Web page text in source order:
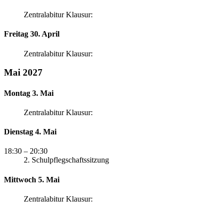
Zentralabitur Klausur:
Freitag 30. April
Zentralabitur Klausur:
Mai 2027
Montag 3. Mai
Zentralabitur Klausur:
Dienstag 4. Mai
18:30 – 20:30
2. Schulpflegschaftssitzung
Mittwoch 5. Mai
Zentralabitur Klausur: